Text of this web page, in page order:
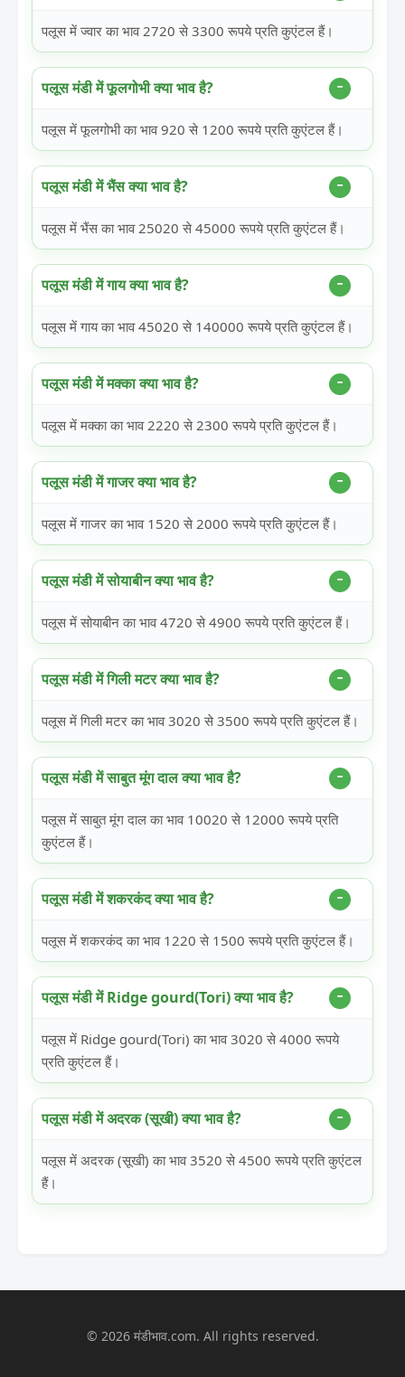
पलूस में ज्वार का भाव 2720 से 3300 रूपये प्रति कुएंटल हैं।
पलूस मंडी में फूलगोभी क्या भाव है?
पलूस में फूलगोभी का भाव 920 से 1200 रूपये प्रति कुएंटल हैं।
पलूस मंडी में भैंस क्या भाव है?
पलूस में भैंस का भाव 25020 से 45000 रूपये प्रति कुएंटल हैं।
पलूस मंडी में गाय क्या भाव है?
पलूस में गाय का भाव 45020 से 140000 रूपये प्रति कुएंटल हैं।
पलूस मंडी में मक्का क्या भाव है?
पलूस में मक्का का भाव 2220 से 2300 रूपये प्रति कुएंटल हैं।
पलूस मंडी में गाजर क्या भाव है?
पलूस में गाजर का भाव 1520 से 2000 रूपये प्रति कुएंटल हैं।
पलूस मंडी में सोयाबीन क्या भाव है?
पलूस में सोयाबीन का भाव 4720 से 4900 रूपये प्रति कुएंटल हैं।
पलूस मंडी में गिली मटर क्या भाव है?
पलूस में गिली मटर का भाव 3020 से 3500 रूपये प्रति कुएंटल हैं।
पलूस मंडी में साबुत मूंग दाल क्या भाव है?
पलूस में साबुत मूंग दाल का भाव 10020 से 12000 रूपये प्रति
कुएंटल हैं।
पलूस मंडी में शकरकंद क्या भाव है?
पलूस में शकरकंद का भाव 1220 से 1500 रूपये प्रति कुएंटल हैं।
पलूस मंडी में Ridge gourd(Tori) क्या भाव है?
पलूस में Ridge gourd(Tori) का भाव 3020 से 4000 रूपये
प्रति कुएंटल हैं।
पलूस मंडी में अदरक (सूखी) क्या भाव है?
पलूस में अदरक (सूखी) का भाव 3520 से 4500 रूपये प्रति कुएंटल
हैं।
© 2026 मंडीभाव.com. All rights reserved.